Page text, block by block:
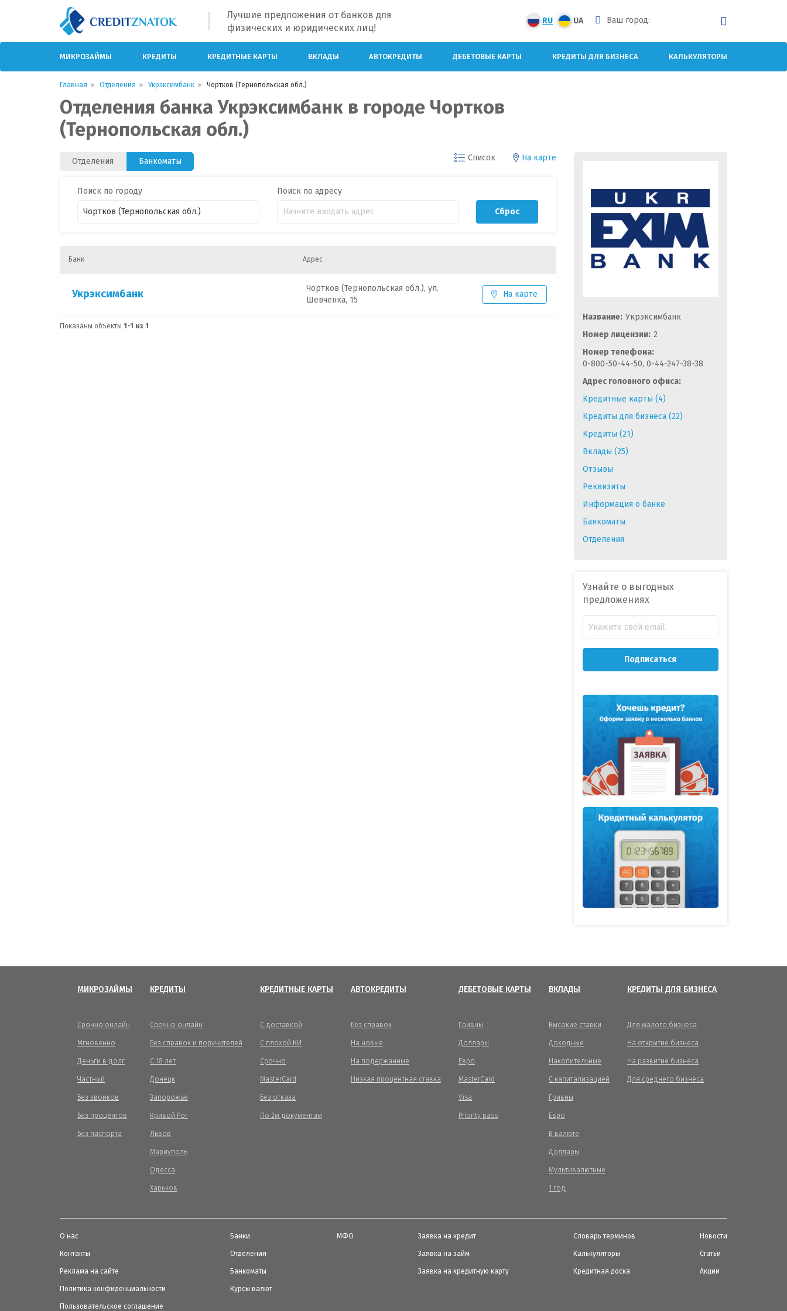
Лучшие предложения от банков для
физических и юридических лиц!
RU UA Ваш город:
МИКРОЗАЙМЫ КРЕДИТЫ КРЕДИТНЫЕ КАРТЫ ВКЛАДЫ АВТОКРЕДИТЫ ДЕБЕТОВЫЕ КАРТЫ КРЕДИТЫ ДЛЯ БИЗНЕСА КАЛЬКУЛЯТОРЫ
Главная Отделения Укрэксимбанк Чортков (Тернопольская обл.)
Отделения банка Укрэксимбанк в городе Чортков
(Тернопольская обл.)
Отделения Банкоматы Список На карте
Поиск по городу Поиск по адресу
Сброс
Банк Адрес
Укрэксимбанк
Чортков (Тернопольская обл.), ул.
Шевченка, 15
На карте
Показаны объекты 1-1 из 1
Название: Укрэксимбанк
Номер лицензии: 2
Номер телефона:
0-800-50-44-50, 0-44-247-38-38
Адрес головного офиса:
Кредитные карты (4)
Кредиты для бизнеса (22)
Кредиты (21)
Вклады (25)
Отзывы
Реквизиты
Информация о банке
Банкоматы
Отделения
Узнайте о выгодных
предложениях
Подписаться
МИКРОЗАЙМЫ
Срочно онлайн
Мгновенно
Деньги в долг
Частный
Без звонков
Без процентов
Без паспорта
КРЕДИТЫ
Срочно онлайн
Без справок и поручителей
С 18 лет
Донецк
Запорожье
Кривой Рог
Львов
Мариуполь
Одесса
Харьков
КРЕДИТНЫЕ КАРТЫ
С доставкой
С плохой КИ
Срочно
MasterCard
Без отказа
По 2м документам
АВТОКРЕДИТЫ
Без справок
На новые
На подержанные
Низкая процентная ставка
ДЕБЕТОВЫЕ КАРТЫ
Гривны
Доллары
Евро
MasterCard
Visa
Priority pass
ВКЛАДЫ
Высокие ставки
Доходные
Накопительные
С капитализацией
Гривны
Евро
В валюте
Доллары
Мультивалютные
1 год
КРЕДИТЫ ДЛЯ БИЗНЕСА
Для малого бизнеса
На открытие бизнеса
На развитие бизнеса
Для среднего бизнеса
О нас
Контакты
Реклама на сайте
Политика конфиденциальности
Пользовательское соглашение
Банки
Отделения
Банкоматы
Курсы валют
МФО Заявка на кредит
Заявка на займ
Заявка на кредитную карту
Словарь терминов
Калькуляторы
Кредитная доска
Новости
Статьи
Акции